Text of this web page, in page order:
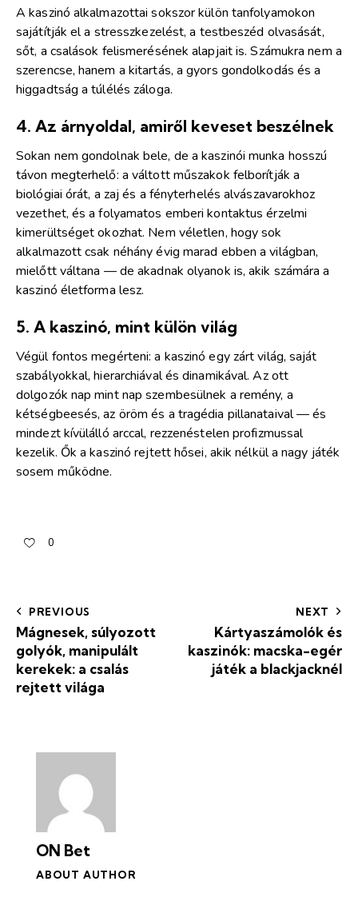
A kaszinó alkalmazottai sokszor külön tanfolyamokon
sajátítják el a stresszkezelést, a testbeszéd olvasását,
sőt, a csalások felismerésének alapjait is. Számukra nem a
szerencse, hanem a kitartás, a gyors gondolkodás és a
higgadtság a túlélés záloga.
4. Az árnyoldal, amiről keveset beszélnek
Sokan nem gondolnak bele, de a kaszinói munka hosszú
távon megterhelő: a váltott műszakok felborítják a
biológiai órát, a zaj és a fényterhelés alvászavarokhoz
vezethet, és a folyamatos emberi kontaktus érzelmi
kimerültséget okozhat. Nem véletlen, hogy sok
alkalmazott csak néhány évig marad ebben a világban,
mielőtt váltana — de akadnak olyanok is, akik számára a
kaszinó életforma lesz.
5. A kaszinó, mint külön világ
Végül fontos megérteni: a kaszinó egy zárt világ, saját
szabályokkal, hierarchiával és dinamikával. Az ott
dolgozók nap mint nap szembesülnek a remény, a
kétségbeesés, az öröm és a tragédia pillanataival — és
mindezt kívülálló arccal, rezzenéstelen profizmussal
kezelik. Ők a kaszinó rejtett hősei, akik nélkül a nagy játék
sosem működne.
0
PREVIOUS
Mágnesek, súlyozott
golyók, manipulált
kerekek: a csalás
rejtett világa
NEXT
Kártyaszámolók és
kaszinók: macska-egér
játék a blackjacknél
ON Bet
ABOUT AUTHOR